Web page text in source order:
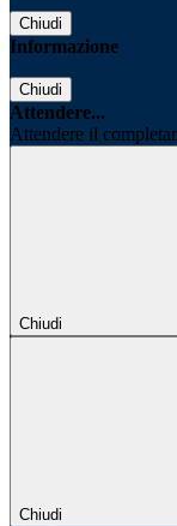
Chiudi
Informazione
Chiudi
Attendere...
Attendere il
Chiudi
Chiudi